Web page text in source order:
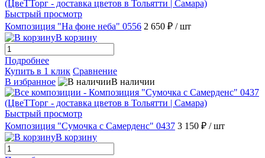
Быстрый просмотр
Композиция "На фоне неба" 0556 2 650 ₽ / шт
В корзину
Подробнее
Купить в 1 клик Сравнение
В избранное
В наличии
Быстрый просмотр
Композиция "Сумочка с Самерденс" 0437 3 150 ₽ / шт
В корзину